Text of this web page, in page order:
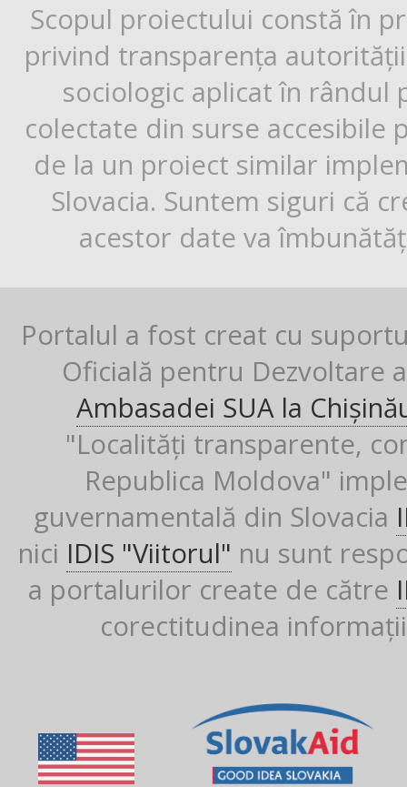
Scopul proiectului constă în
privind transparența
sociologic aplicat în rândul
colectate din surse
de la un proiect similar
Slovacia. Suntem siguri că
acestor date va
Portalul a fost creat cu
Oficială pentru Dezvoltare
Ambasadei SUA la
"Localități transparente,
Republica Moldova"
guvernamentală din Slovacia
nici IDIS "Viitorul" nu sunt
a portalurilor create de către
corectitudinea